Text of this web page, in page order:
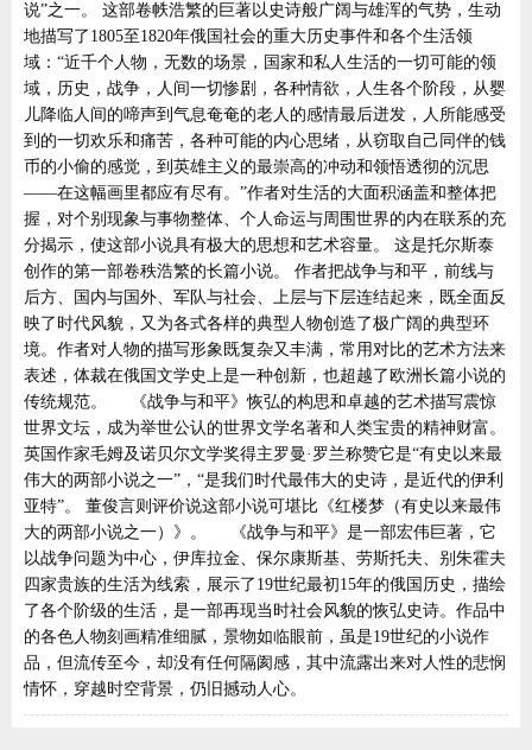
说”之一。 这部卷帙浩繁的巨著以史诗般广阔与雄浑的气势，生动
地描写了1805至1820年俄国社会的重大历史事件和各个生活领
域：“近千个人物，无数的场景，国家和私人生活的一切可能的领
域，历史，战争，人间一切惨剧，各种情欲，人生各个阶段，从婴
儿降临人间的啼声到气息奄奄的老人的感情最后迸发，人所能感受
到的一切欢乐和痛苦，各种可能的内心思绪，从窃取自己同伴的钱
币的小偷的感觉，到英雄主义的最崇高的冲动和领悟透彻的沉思
——在这幅画里都应有尽有。”作者对生活的大面积涵盖和整体把
握，对个别现象与事物整体、个人命运与周围世界的内在联系的充
分揭示，使这部小说具有极大的思想和艺术容量。 这是托尔斯泰
创作的第一部卷秩浩繁的长篇小说。 作者把战争与和平，前线与
后方、国内与国外、军队与社会、上层与下层连结起来，既全面反
映了时代风貌，又为各式各样的典型人物创造了极广阔的典型环
境。作者对人物的描写形象既复杂又丰满，常用对比的艺术方法来
表述，体裁在俄国文学史上是一种创新，也超越了欧洲长篇小说的
传统规范。 《战争与和平》恢弘的构思和卓越的艺术描写震惊
世界文坛，成为举世公认的世界文学名著和人类宝贵的精神财富。
英国作家毛姆及诺贝尔文学奖得主罗曼·罗兰称赞它是“有史以来最
伟大的两部小说之一”，“是我们时代最伟大的史诗，是近代的伊利
亚特”。 董俊言则评价说这部小说可堪比《红楼梦（有史以来最伟
大的两部小说之一）》。 《战争与和平》是一部宏伟巨著，它
以战争问题为中心，伊库拉金、保尔康斯基、劳斯托夫、别朱霍夫
四家贵族的生活为线索，展示了19世纪最初15年的俄国历史，描绘
了各个阶级的生活，是一部再现当时社会风貌的恢弘史诗。作品中
的各色人物刻画精准细腻，景物如临眼前，虽是19世纪的小说作
品，但流传至今，却没有任何隔阂感，其中流露出来对人性的悲悯
情怀，穿越时空背景，仍旧撼动人心。